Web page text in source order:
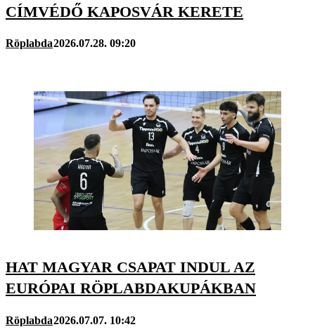
CÍMVÉDŐ KAPOSVÁR KERETE
Röplabda2026.07.28. 09:20
HAT MAGYAR CSAPAT INDUL AZ
EURÓPAI RÖPLABDAKUPÁKBAN
Röplabda2026.07.07. 10:42